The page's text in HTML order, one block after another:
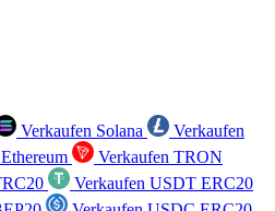
Verkaufen Solana
Verkaufen
Verkaufen TRON
Verkaufen USDT ERC20